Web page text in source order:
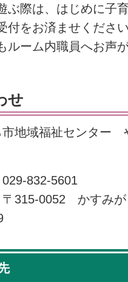
ぶ際は、はじめに子
付をお済ませくださ
ルーム内職員へお声
せ
市地域福祉センター
029-832-5601
315-0052 かすみが